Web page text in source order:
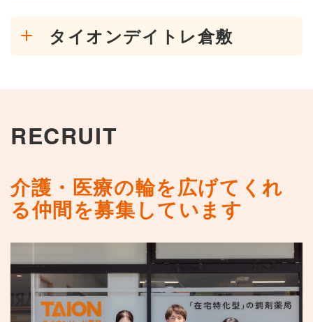
タイオンデイトレ倉敷
RECRUIT
介護・医療の輪を広げてくれ
る仲間を募集しています